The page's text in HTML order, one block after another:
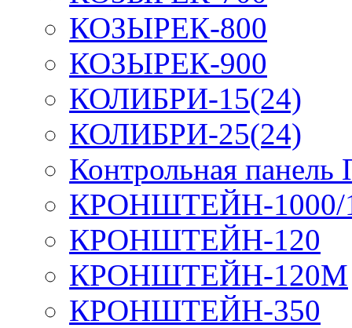
КОЗЫРЕК-800
КОЗЫРЕК-900
КОЛИБРИ-15(24)
КОЛИБРИ-25(24)
Контрольная
КРОНШТЕЙН-1000/
КРОНШТЕЙН-120
КРОНШТЕЙН-120М
КРОНШТЕЙН-350